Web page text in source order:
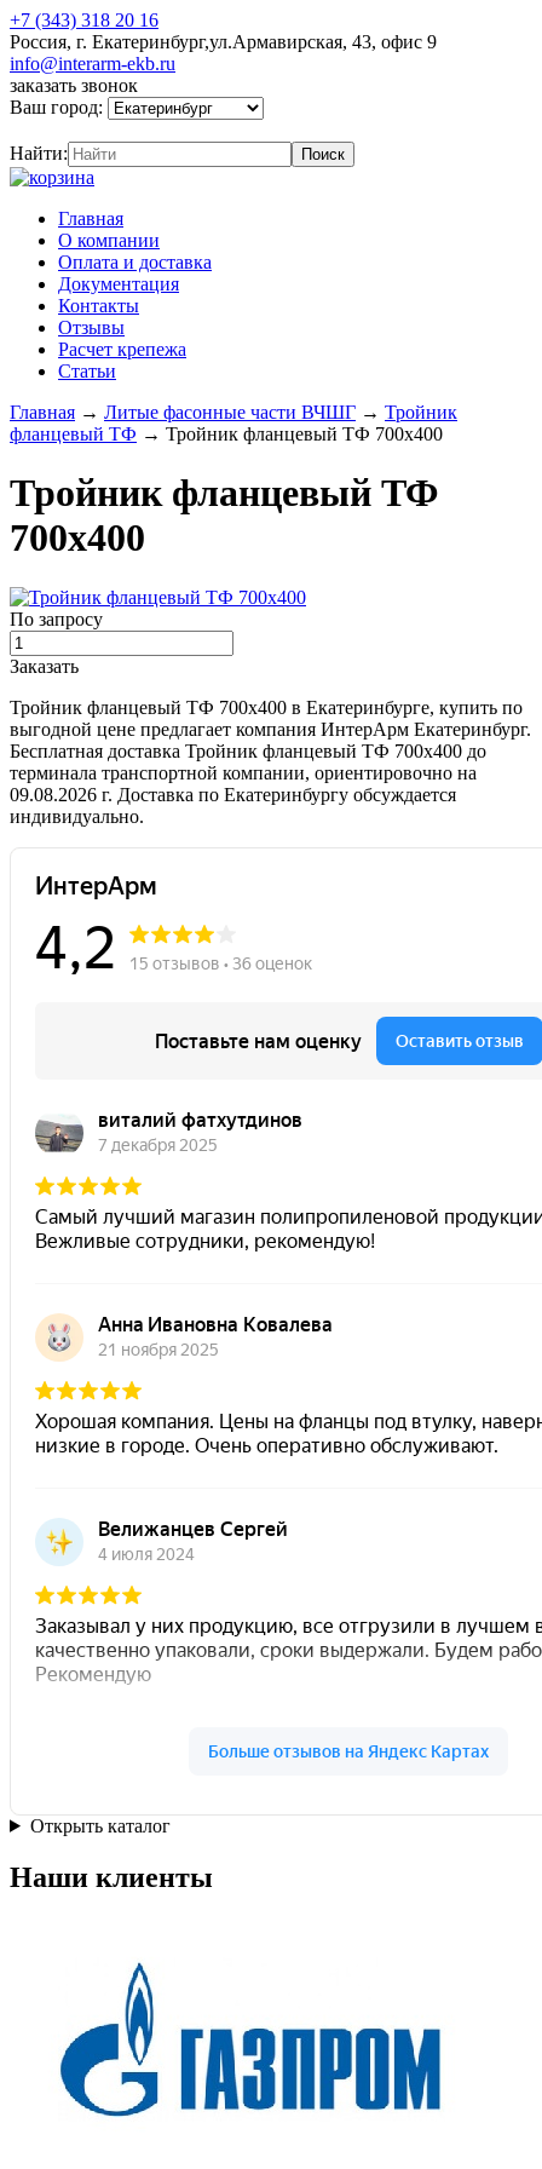
+7 (343) 318 20 16
Россия, г. Екатеринбург,ул.Армавирская, 43, офис 9
info@interarm-ekb.ru
заказать звонок
Ваш город:
Найти:
Главная
О компании
Оплата и доставка
Документация
Контакты
Отзывы
Расчет крепежа
Статьи
Главная → Литые фасонные части ВЧШГ → Тройник
фланцевый ТФ → Тройник фланцевый ТФ 700х400
Тройник фланцевый ТФ
700х400
По запросу
Заказать
Тройник фланцевый ТФ 700х400 в Екатеринбурге, купить по
выгодной цене предлагает компания ИнтерАрм Екатеринбург.
Бесплатная доставка Тройник фланцевый ТФ 700х400 до
терминала транспортной компании, ориентировочно на
09.08.2026 г. Доставка по Екатеринбургу обсуждается
индивидуально.
Открыть каталог
Наши клиенты